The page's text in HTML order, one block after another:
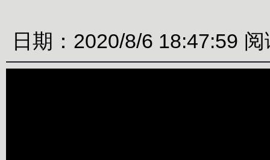
日期：2020/8/6 18:47:59